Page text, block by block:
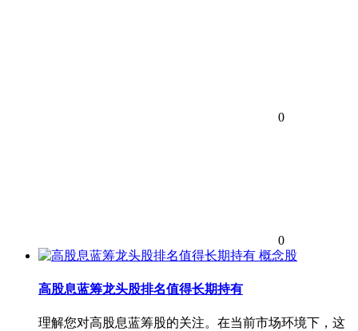
0
0
概念股
高股息蓝筹龙头股排名值得长期持有
理解您对高股息蓝筹股的关注。在当前市场环境下，这